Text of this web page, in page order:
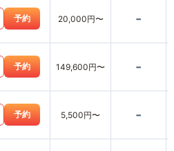
予約 20,000円〜 -
予約 149,600円〜 -
予約 5,500円〜 -